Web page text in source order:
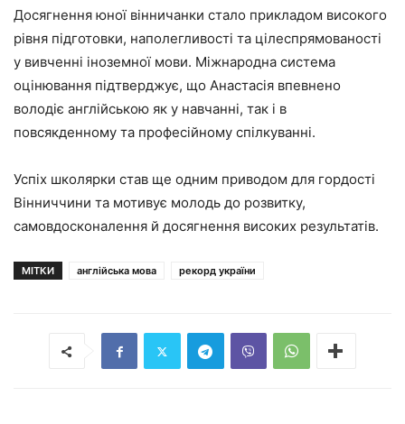
Досягнення юної вінничанки стало прикладом високого
рівня підготовки, наполегливості та цілеспрямованості
у вивченні іноземної мови. Міжнародна система
оцінювання підтверджує, що Анастасія впевнено
володіє англійською як у навчанні, так і в
повсякденному та професійному спілкуванні.
Успіх школярки став ще одним приводом для гордості
Вінниччини та мотивує молодь до розвитку,
самовдосконалення й досягнення високих результатів.
МІТКИ англійська мова рекорд україни